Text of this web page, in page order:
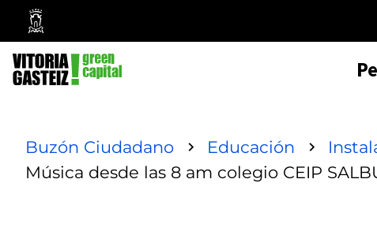
Ayuntamiento
Vitoria-
Gasteiz
Buzón Ciudadano Educación
Música desde las 8 am colegio CEIP